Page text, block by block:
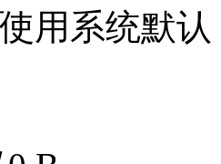
使用系统默认